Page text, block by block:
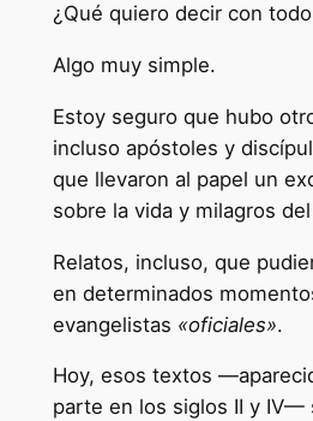
¿Qué quiero decir con
Algo muy simple.
Estoy seguro que hubo
incluso apóstoles y
que llevaron al papel un
sobre la vida y milagros del
Relatos, incluso, que
en determinados
evangelistas «oficiales».
Hoy, esos textos
parte en los siglos II y IV—